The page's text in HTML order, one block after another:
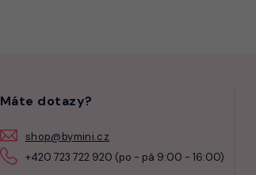
Máte dotazy?
shop@bymini.cz
+420 723 722 920 (po - pá 9:00 - 16:00)